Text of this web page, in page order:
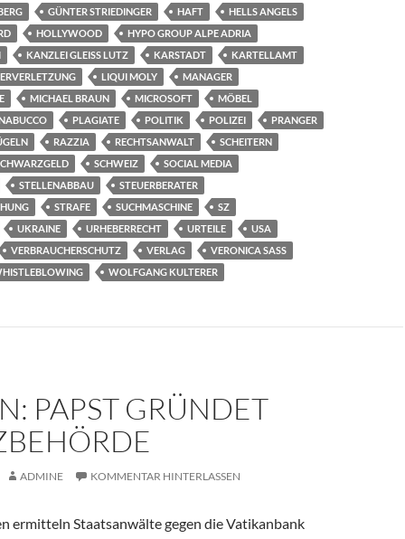
GÜNTER STRIEDINGER HAFT
HELLS ANGELS
HOLLYWOOD
HYPO GROUP ALPE ADRIA
KANZLEI GLEISS LUTZ KARSTADT
KARTELLAMT
LIQUI MOLY
MANAGER
MICHAEL BRAUN MICROSOFT
MÖBEL
PLAGIATE POLITIK POLIZEI
PRANGER
RAZZIA RECHTSANWALT
SCHEITERN
SCHWEIZ
SOCIAL MEDIA
STELLENABBAU
STEUERBERATER
STRAFE SUCHMASCHINE
SZ
UKRAINE URHEBERRECHT URTEILE
USA
VERBRAUCHERSCHUTZ VERLAG
VERONICA SASS
WOLFGANG KULTERER
PAPST GRÜNDET
ADMINE KOMMENTAR HINTERLASSEN
ermitteln Staatsanwälte gegen die Vatikanbank